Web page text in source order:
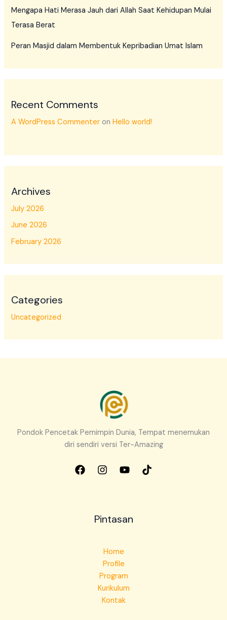
Mengapa Hati Merasa Jauh dari Allah Saat Kehidupan Mulai
Terasa Berat
Peran Masjid dalam Membentuk Kepribadian Umat Islam
Recent Comments
A WordPress Commenter onHello world!
Archives
July 2026
June 2026
February 2026
Categories
Uncategorized
Pondok Pencetak Pemimpin Dunia, Tempat menemukan
diri sendiri versi Ter-Amazing
Pintasan
Home
Profile
Program
Kurikulum
Kontak